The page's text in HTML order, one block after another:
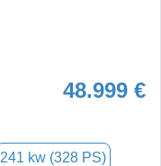
48.999 €
241 kw (328 PS)